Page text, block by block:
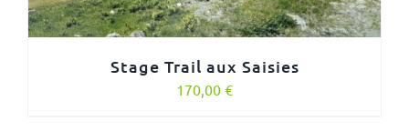
Stage Trail aux Saisies
170,00 €